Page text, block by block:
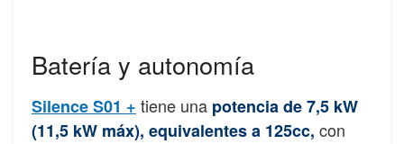
Batería y autonomía
Silence S01 + tiene una potencia de 7,5 kW
(11,5 kW máx), equivalentes a 125cc, con